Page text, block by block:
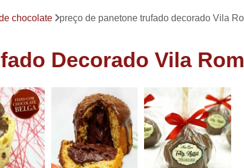
Lembrancinha de Bem Casado
Bem
Bem Nascidos Maternidade
Bem
Bem Nascidos para Festa
Charuto de Chocolate Batizado
Charuto de Chocolate Chá de Bebê
Charuto de Chocolate
chocolate preço de panetone trufado decorado Vila
Decorado Vila